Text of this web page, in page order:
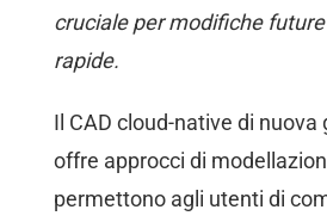
cruciale per modifiche
rapide.
Il CAD cloud-native di nuova
offre approcci di
permettono agli utenti di